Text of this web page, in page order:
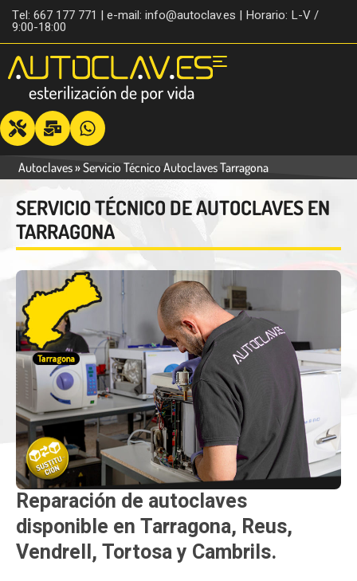
Tel: 667 177 771 | e-mail: info@autoclav.es | Horario: L-V /
9:00-18:00
Autoclaves»Servicio Técnico Autoclaves Tarragona
SERVICIO TÉCNICO DE AUTOCLAVES EN
TARRAGONA
Reparación de autoclaves
disponible en Tarragona, Reus,
Vendrell, Tortosa y Cambrils.